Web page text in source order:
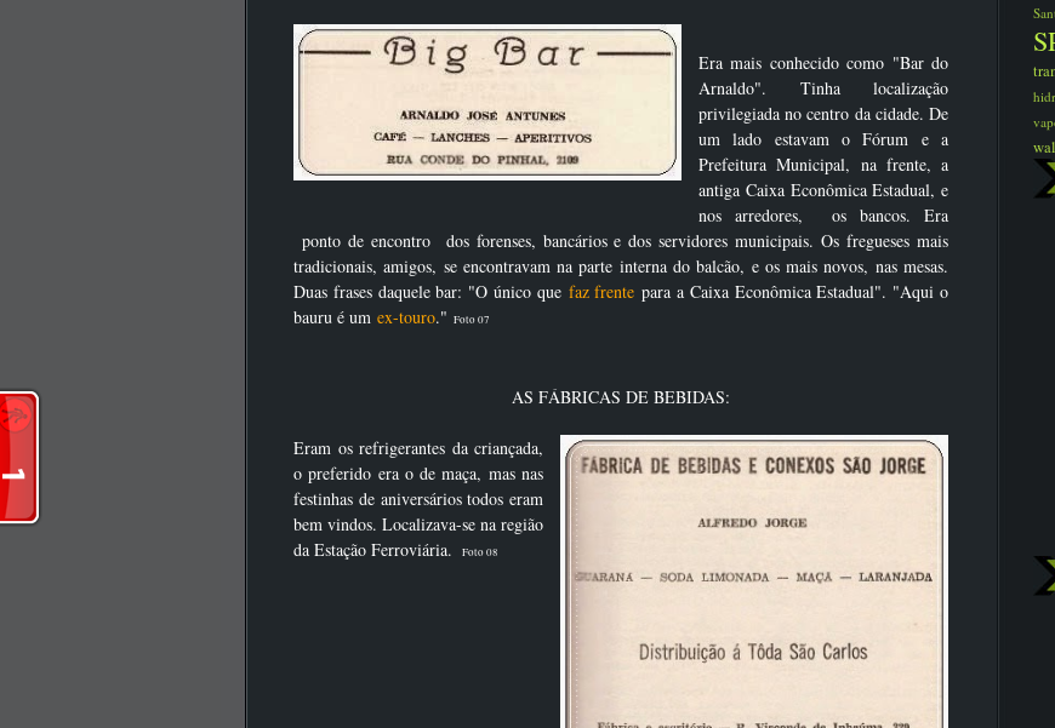
Era mais conhecido como "Bar do
Arnaldo". Tinha localização
privilegiada no centro da cidade. De
um lado estavam o Fórum e a
Prefeitura Municipal, na frente, a
antiga Caixa Econômica Estadual, e
nos arredores, os bancos. Era
ponto de encontro dos forenses, bancários e dos servidores municipais. Os fregueses mais
tradicionais, amigos, se encontravam na parte interna do balcão, e os mais novos, nas mesas.
Duas frases daquele bar: "O único que faz frente para a Caixa Econômica Estadual". "Aqui o
bauru é um ex-touro." Foto 07
AS FÁBRICAS DE BEBIDAS:
Eram os refrigerantes da criançada,
o preferido era o de maça, mas nas
festinhas de aniversários todos eram
bem vindos. Localizava-se na região
da Estação Ferroviária.
Foto 08